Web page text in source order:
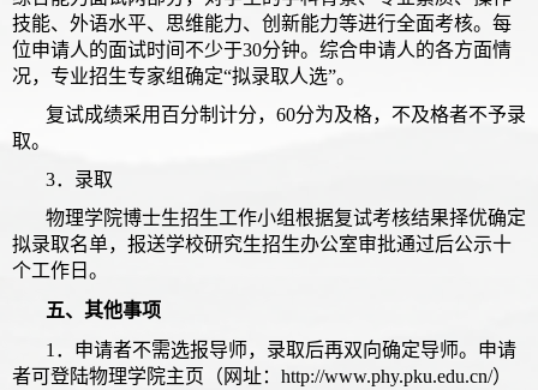
技能、外语水平、思维能力、创新能力等进行全面考核。每
位申请人的面试时间不少于30分钟。综合申请人的各方面情
况，专业招生专家组确定“拟录取人选”。
复试成绩采用百分制计分，60分为及格，不及格者不予录
取。
3． 录取
物理学院博士生招生工作小组根据复试考核结果择优确定
拟录取名单，报送学校研究生招生办公室审批通过后公示十
个工作日。
五、其他事项
1 ． 申请者不需选报导师，录取后再双向确定导师。申请
者可登陆物理学院主页（网址：http://www.phy.pku.edu.cn/）